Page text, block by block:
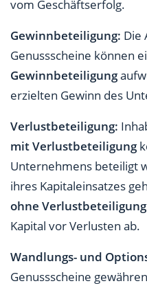
vom Geschäftserfolg.
Gewinnbeteiligung: Die
Genussscheine können
Gewinnbeteiligung
erzielten Gewinn des
Verlustbeteiligung:
mit Verlustbeteiligung
Unternehmens beteiligt
ihres Kapitaleinsatzes
ohne Verlustbeteiligung
Kapital vor Verlusten ab.
Wandlungs- und
Genussscheine